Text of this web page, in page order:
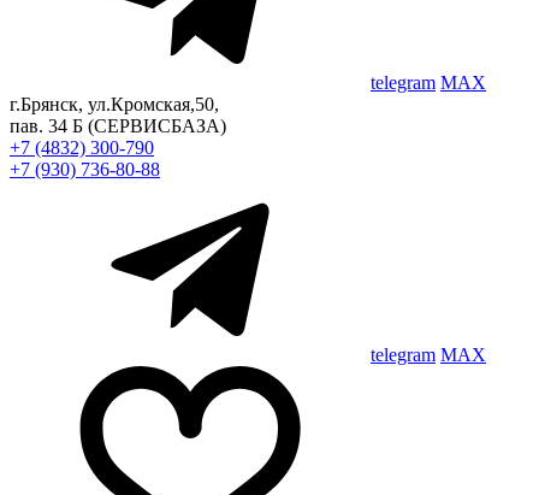
telegram MAX
г.Брянск, ул.Кромская,50,
пав. 34 Б (СЕРВИСБАЗА)
+7 (4832) 300-790
+7 (930) 736-80-88
telegram MAX